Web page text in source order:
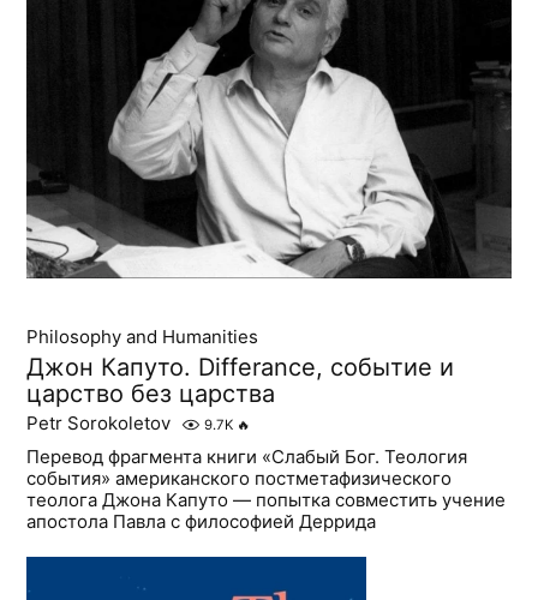
Philosophy and Humanities
Джон Капуто. Differance, событие и
царство без царства
Petr Sorokoletov 9.7K 🔥
Перевод фрагмента книги «Слабый Бог. Теология
события» американского постметафизического
теолога Джона Капуто — попытка совместить учение
апостола Павла с философией Деррида